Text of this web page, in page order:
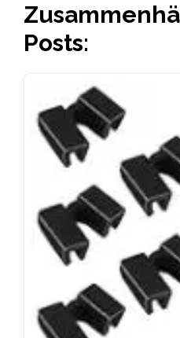
Posts: